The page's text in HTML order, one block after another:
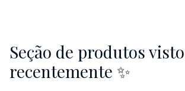
Seção de produtos visto
recentemente ✨